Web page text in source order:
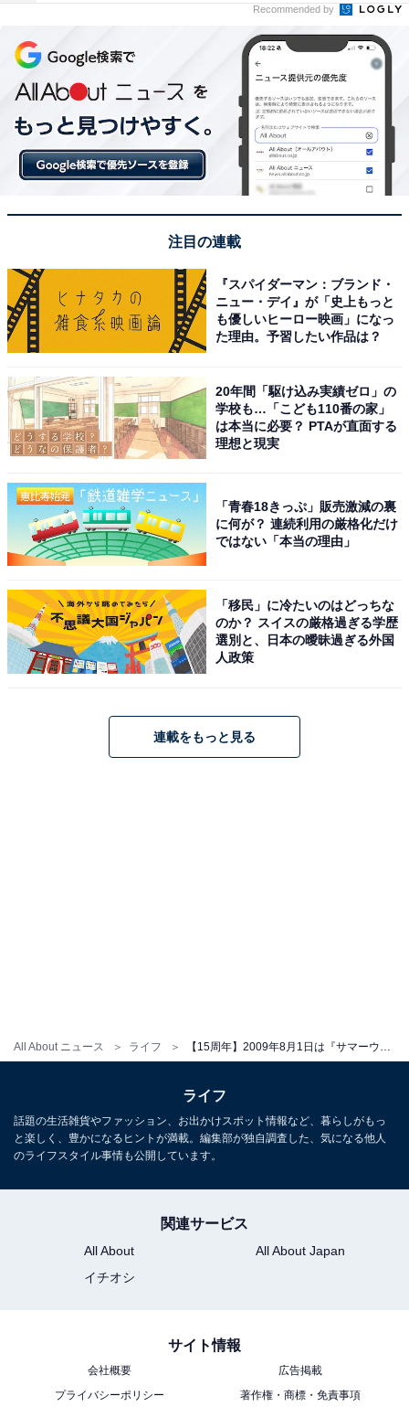
All About ニュース ライフ
標です。
こちらもおすすめ
「ワンチャン」「テンパる」「リーチ」も実は
麻雀用語！ 本来はどういう意味？【8月1日は麻
雀の日】
Recommended by
注目の連載
『スパイダーマン：ブランド・
ニュー・デイ』が「史上もっと
も優しいヒーロー映画」になっ
た理由。予習したい作品は？
20年間「駆け込み実績ゼロ」の
学校も…「こども110番の家」
は本当に必要？ PTAが直面する
理想と現実
「青春18きっぷ」販売激減の裏
に何が？ 連続利用の厳格化だけ
ではない「本当の理由」
「移民」に冷たいのはどっちな
のか？ スイスの厳格過ぎる学歴
選別と、日本の曖昧過ぎる外国
人政策
連載をもっと見る
ライフ
話題の生活雑貨やファッション、お出かけスポット情報など、暮らしがもっ
と楽しく、豊かになるヒントが満載。編集部が独自調査した、気になる他人
のライフスタイル事情も公開しています。
関連サービス
All About
All About Japan
イチオシ
サイト情報
会社概要
広告掲載
プライバシーポリシー
著作権・商標・免責事項